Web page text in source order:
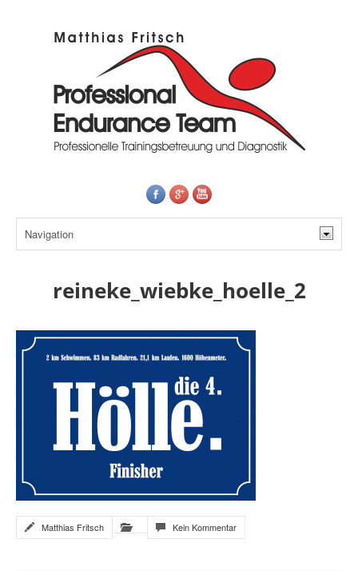
reineke_wiebke_hoelle_2
Matthias Fritsch Kein Kommentar